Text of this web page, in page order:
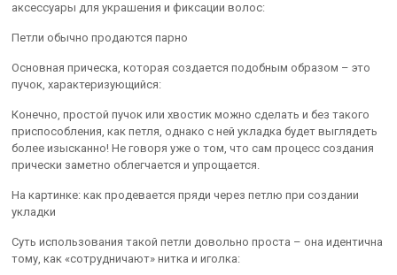
аксессуары для украшения и фиксации волос:
Петли обычно продаются парно
Основная прическа, которая создается подобным образом – это
пучок, характеризующийся:
Конечно, простой пучок или хвостик можно сделать и без такого
приспособления, как петля, однако с ней укладка будет выглядеть
более изысканно! Не говоря уже о том, что сам процесс создания
прически заметно облегчается и упрощается.
На картинке: как продевается пряди через петлю при создании
укладки
Суть использования такой петли довольно проста – она идентична
тому, как «сотрудничают» нитка и иголка: